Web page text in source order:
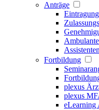
Anträge
Assistenten
Fortbildung
plexus
plexus
eLearning